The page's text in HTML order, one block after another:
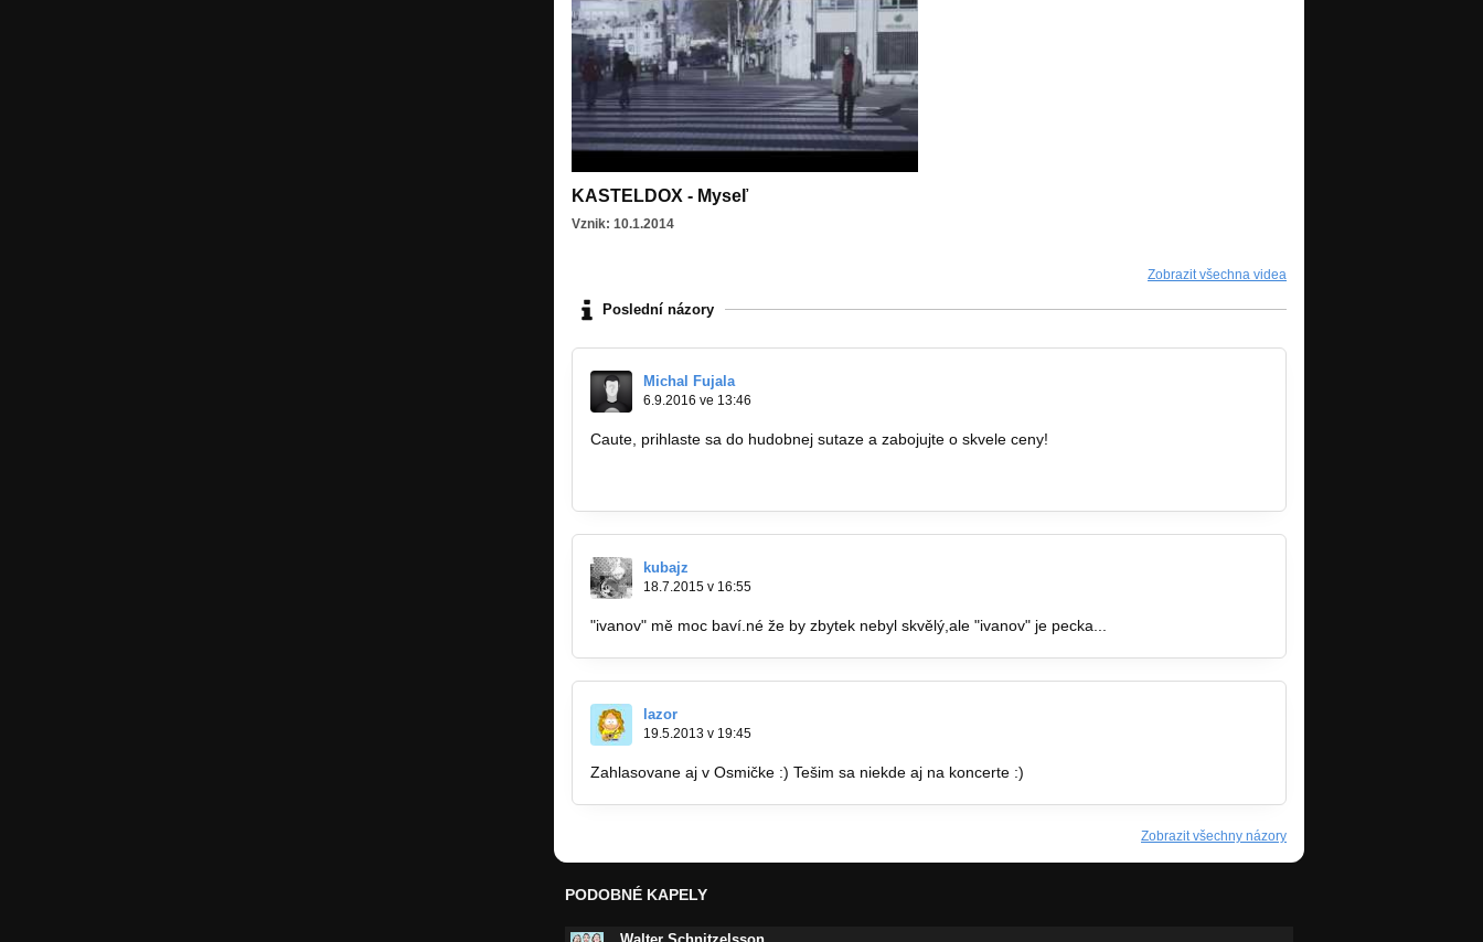
KASTELDOX - Myseľ
Vznik: 10.1.2014
Zobrazit všechna videa
Poslední názory
Michal Fujala
6.9.2016 ve 13:46
Caute, prihlaste sa do hudobnej sutaze a zabojujte o skvele ceny!
kubajz
18.7.2015 v 16:55
"ivanov" mě moc baví.né že by zbytek nebyl skvělý,ale "ivanov" je pecka...
lazor
19.5.2013 v 19:45
Zahlasovane aj v Osmičke :) Tešim sa niekde aj na koncerte :)
Zobrazit všechny názory
PODOBNÉ KAPELY